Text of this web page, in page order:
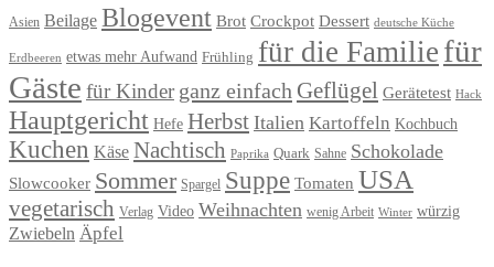
Asien Beilage Blogevent Brot Crockpot Dessert deutsche Küche
Erdbeeren etwas mehr Aufwand Frühling für die Familie für
Gäste für Kinder ganz einfach Geflügel Gerätetest Hack
Hauptgericht Hefe Herbst Italien Kartoffeln Kochbuch
Kuchen Käse Nachtisch Paprika Quark Sahne Schokolade
Slowcooker Sommer Spargel Suppe Tomaten USA
vegetarisch Verlag Video Weihnachten wenig Arbeit Winter würzig
Zwiebeln Äpfel